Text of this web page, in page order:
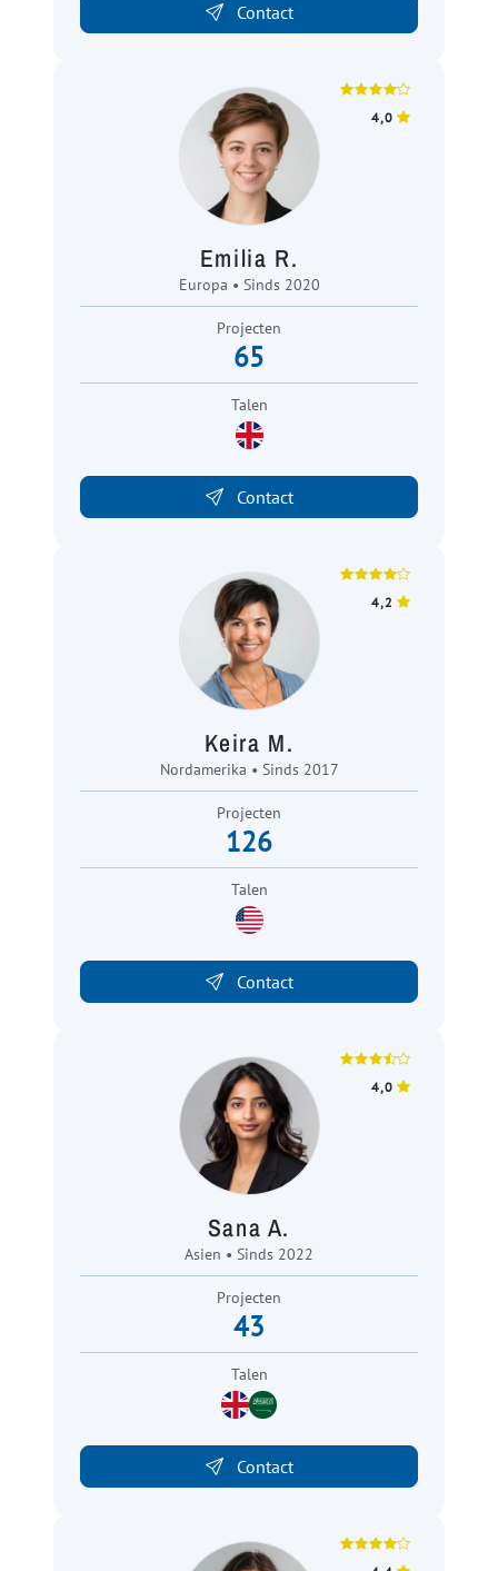
Contact
4,0
Emilia R.
Europa • Sinds 2020
Projecten
65
Talen
Contact
4,2
Keira M.
Nordamerika • Sinds 2017
Projecten
126
Talen
Contact
4,0
Sana A.
Asien • Sinds 2022
Projecten
43
Talen
Contact